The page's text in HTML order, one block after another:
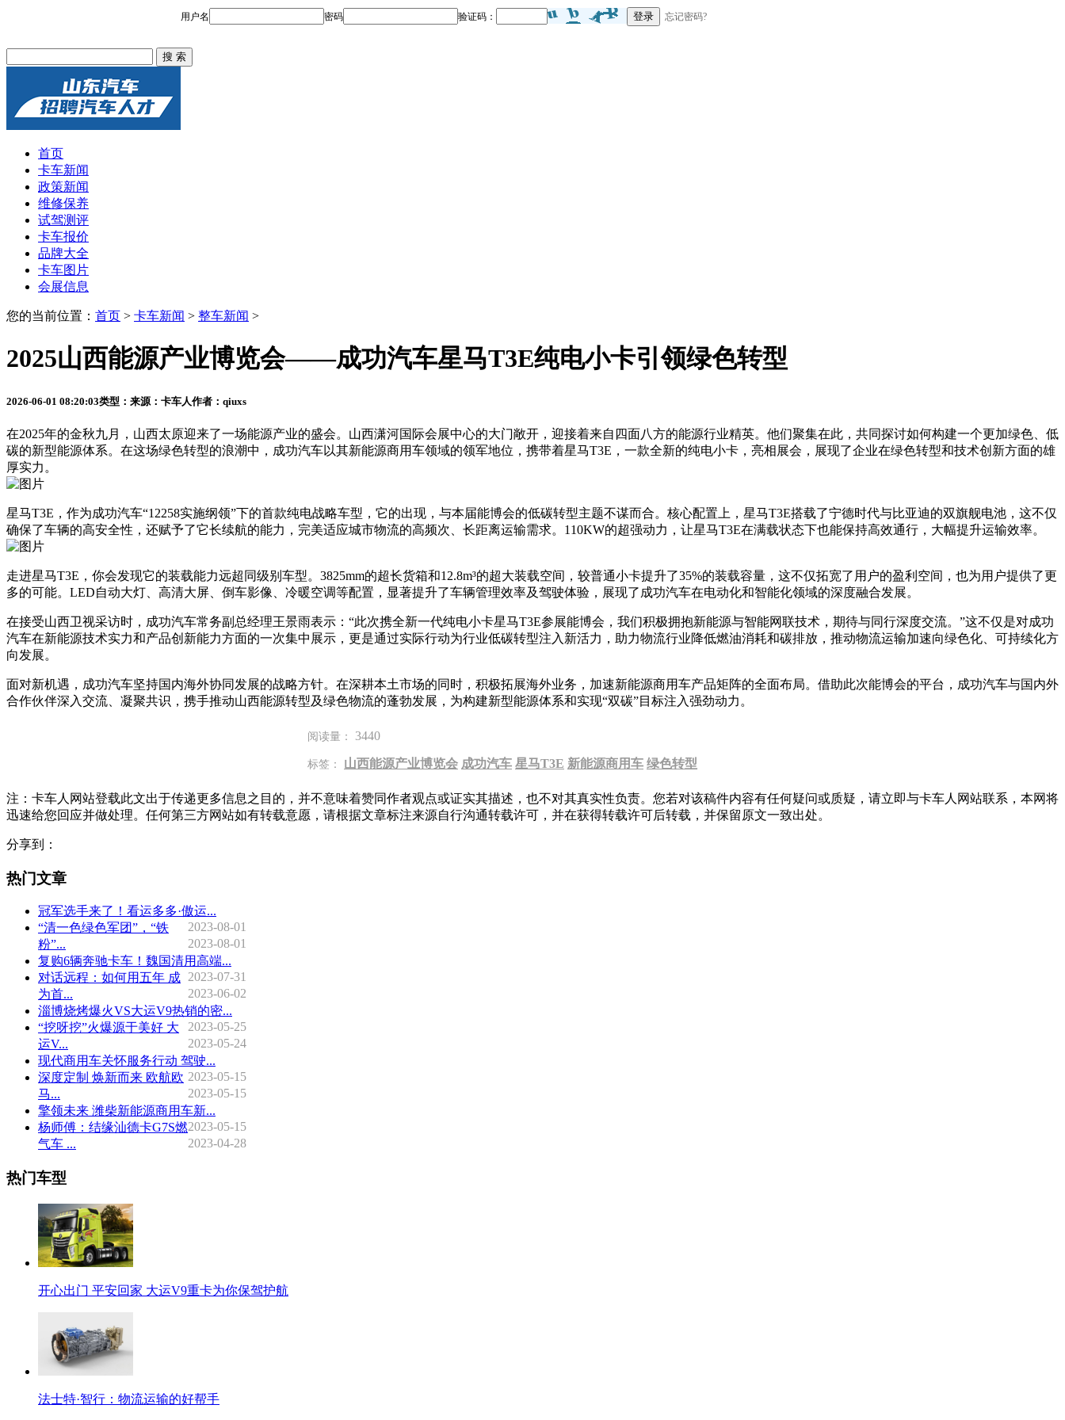
首页
卡车新闻
政策新闻
维修保养
试驾测评
卡车报价
品牌大全
卡车图片
会展信息
您的当前位置： 首页 > 卡车新闻 > 整车新闻 >
2025山西能源产业博览会——成功汽车星马T3E纯电小卡引领绿色转型
2026-06-01 08:20:03类型： 来源：卡车人作者：qiuxs
在2025年的金秋九月，山西太原迎来了一场能源产业的盛会。山西潇河国际会展中心的大门敞开，迎接着来自四面八方的能源行业精英。他们聚集在此，共同探讨如何构建一个更加绿色、低
碳的新型能源体系。在这场绿色转型的浪潮中，成功汽车以其新能源商用车领域的领军地位，携带着星马T3E，一款全新的纯电小卡，亮相展会，展现了企业在绿色转型和技术创新方面的雄
厚实力。
星马T3E，作为成功汽车“12258实施纲领”下的首款纯电战略车型，它的出现，与本届能博会的低碳转型主题不谋而合。核心配置上，星马T3E搭载了宁德时代与比亚迪的双旗舰电池，这不仅
确保了车辆的高安全性，还赋予了它长续航的能力，完美适应城市物流的高频次、长距离运输需求。110KW的超强动力，让星马T3E在满载状态下也能保持高效通行，大幅提升运输效率。
走进星马T3E，你会发现它的装载能力远超同级别车型。3825mm的超长货箱和12.8m³的超大装载空间，较普通小卡提升了35%的装载容量，这不仅拓宽了用户的盈利空间，也为用户提供了更
多的可能。LED自动大灯、高清大屏、倒车影像、冷暖空调等配置，显著提升了车辆管理效率及驾驶体验，展现了成功汽车在电动化和智能化领域的深度融合发展。
在接受山西卫视采访时，成功汽车常务副总经理王景雨表示：“此次携全新一代纯电小卡星马T3E参展能博会，我们积极拥抱新能源与智能网联技术，期待与同行深度交流。”这不仅是对成功
汽车在新能源技术实力和产品创新能力方面的一次集中展示，更是通过实际行动为行业低碳转型注入新活力，助力物流行业降低燃油消耗和碳排放，推动物流运输加速向绿色化、可持续化方
向发展。
面对新机遇，成功汽车坚持国内海外协同发展的战略方针。在深耕本土市场的同时，积极拓展海外业务，加速新能源商用车产品矩阵的全面布局。借助此次能博会的平台，成功汽车与国内外
合作伙伴深入交流、凝聚共识，携手推动山西能源转型及绿色物流的蓬勃发展，为构建新型能源体系和实现“双碳”目标注入强劲动力。
阅读量： 3440
标签： 山西能源产业博览会 成功汽车 星马T3E 新能源商用车 绿色转型
注：卡车人网站登载此文出于传递更多信息之目的，并不意味着赞同作者观点或证实其描述，也不对其真实性负责。您若对该稿件内容有任何疑问或质疑，请立即与卡车人网站联系，本网将
迅速给您回应并做处理。任何第三方网站如有转载意愿，请根据文章标注来源自行沟通转载许可，并在获得转载许可后转载，并保留原文一致出处。
分享到：
热门文章
冠军选手来了！看运多多·傲运...
2023-08-01
“清一色绿色军团”，“铁
粉”...
2023-08-01
复购6辆奔驰卡车！魏国清用高端...
2023-07-31
对话远程：如何用五年 成
为首...
2023-06-02
淄博烧烤爆火VS大运V9热销的密...
2023-05-25
“挖呀挖”火爆源于美好 大
运V...
2023-05-24
现代商用车关怀服务行动 驾驶...
2023-05-15
深度定制 焕新而来 欧航欧
马...
2023-05-15
擎领未来 潍柴新能源商用车新...
2023-05-15
杨师傅：结缘汕德卡G7S燃
气车 ...
2023-04-28
热门车型
开心出门 平安回家 大运V9重卡为你保驾护航
法士特·智行：物流运输的好帮手